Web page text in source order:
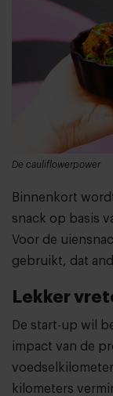
De cauliflowerpower
Binnenkort
snack op basis
Voor de
gebruikt, dat
Lekker
De start-up wil
impact van de
kilometers